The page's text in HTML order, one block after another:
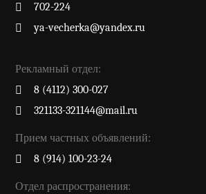
702-224
ya-vecherka@yandex.ru
Рекламный отдел:
8 (4112) 300-027
321133-321144@mail.ru
Прием частных объявлений:
8 (914) 100-23-24
Отдел распространения: